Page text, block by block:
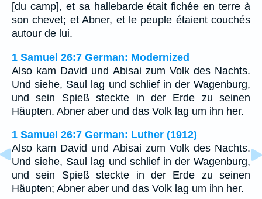
[du camp], et sa hallebarde était fichée en terre à
son chevet; et Abner, et le peuple étaient couchés
autour de lui.
1 Samuel 26:7 German: Modernized
Also kam David und Abisai zum Volk des Nachts.
Und siehe, Saul lag und schlief in der Wagenburg,
und sein Spieß steckte in der Erde zu seinen
Häupten. Abner aber und das Volk lag um ihn her.
1 Samuel 26:7 German: Luther (1912)
Also kam David und Abisai zum Volk des Nachts.
Und siehe, Saul lag und schlief in der Wagenburg,
und sein Spieß steckte in der Erde zu seinen
Häupten; Abner aber und das Volk lag um ihn her.